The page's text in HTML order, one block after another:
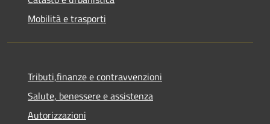
Mobilità e trasporti
Tributi,finanze e contravvenzioni
Salute, benessere e assistenza
Autorizzazioni